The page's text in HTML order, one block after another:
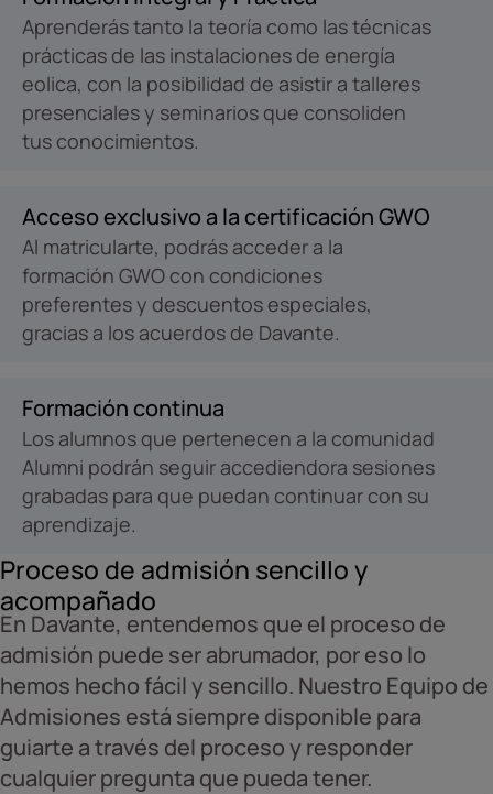
Aprenderás tanto la teoría como las técnicas
prácticas de las instalaciones de energía
eolica, con la posibilidad de asistir a talleres
presenciales y seminarios que consoliden
tus conocimientos.
Acceso exclusivo a la certificación GWO
Al matricularte, podrás acceder a la
formación GWO con condiciones
preferentes y descuentos especiales,
gracias a los acuerdos de Davante.
Formación continua
Los alumnos que pertenecen a la comunidad
Alumni podrán seguir accediendora sesiones
grabadas para que puedan continuar con su
aprendizaje.
Proceso de admisión sencillo y
acompañado
En Davante, entendemos que el proceso de
admisión puede ser abrumador, por eso lo
hemos hecho fácil y sencillo. Nuestro Equipo de
Admisiones está siempre disponible para
guiarte a través del proceso y responder
cualquier pregunta que pueda tener.